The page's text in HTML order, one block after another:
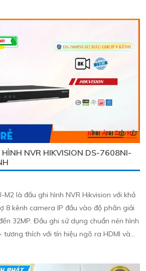
NVR HIKVISION DS-7608NI-
M2 là đầu ghi hình NVR Hikvision với khả
8 kênh camera IP đầu vào độ phân giải
sử dụng chuẩn nén hình
tương thích với tín hiệu ngõ ra HDMI và